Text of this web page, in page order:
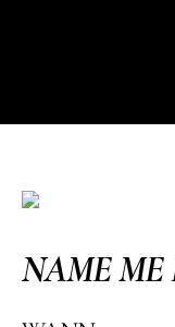
NAME ME